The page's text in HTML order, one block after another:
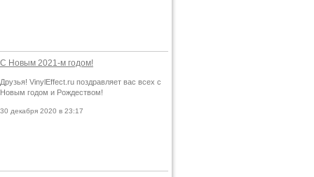
С Новым 2021-м годом!
Друзья! VinylEffect.ru поздравляет вас всех с
Новым годом и Рождеством!
30 декабря 2020 в 23:17